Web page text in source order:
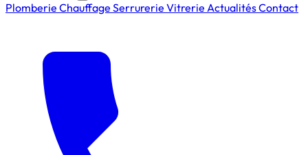
Plomberie Chauffage Serrurerie Vitrerie ActualitésContact